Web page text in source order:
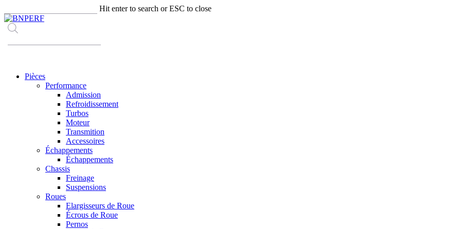
to
main
content
Hit enter to search or ESC to close
Close
Search
Pièces
Performance
Admission
Refroidissement
Turbos
Moteur
Transmition
Accessoires
Échappements
Échappements
Chassis
Freinage
Suspensions
Roues
Elargisseurs de Roue
Écrous de Roue
Pernos